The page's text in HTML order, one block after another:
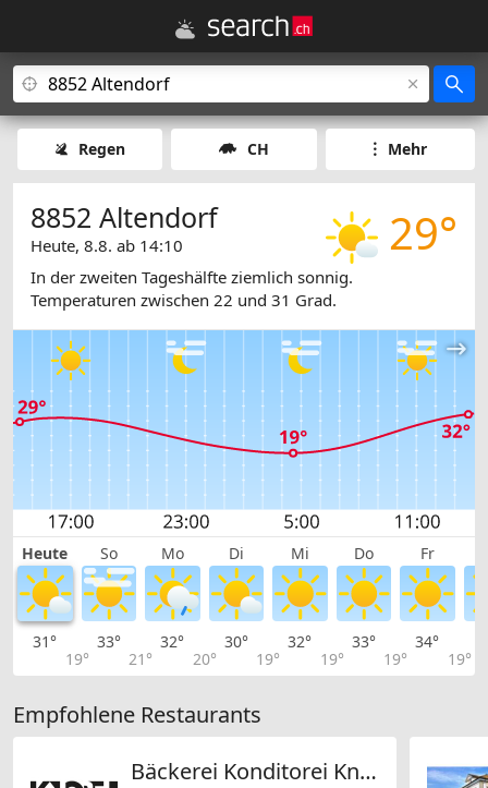
Regen CH Mehr
29°
8852 Altendorf
Heute, 8.8. ab 14:10
In der zweiten Tageshälfte ziemlich sonnig.
Temperaturen zwischen 22 und 31 Grad.
Heute So Mo Di Mi Do Fr
31°
19°
33°
21°
32°
20°
30°
19°
32°
19°
33°
19°
34°
19°
Empfohlene Restaurants
Bäckerei Konditorei Knobel